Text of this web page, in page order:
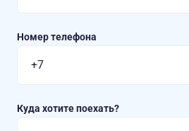
Номер телефона
Куда хотите поехать?